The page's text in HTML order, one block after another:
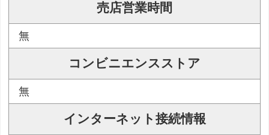
売店営業時間
無
コンビニエンスストア
無
インターネット接続情報